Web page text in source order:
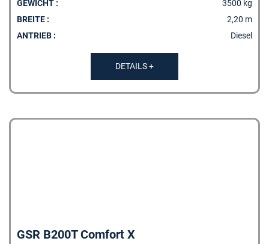
GEWICHT :
3500 kg
BREITE :
2,20 m
ANTRIEB :
Diesel
DETAILS +
GSR B200T Comfort X